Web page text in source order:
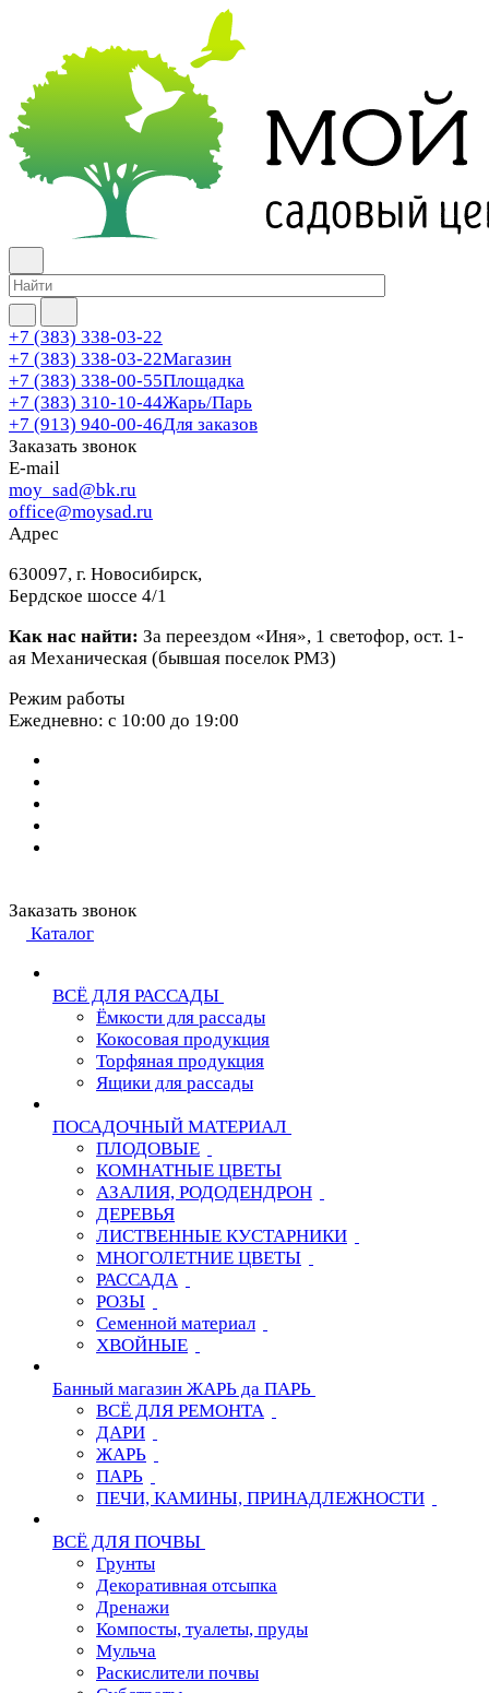
+7 (383) 338-03-22
+7 (383) 338-03-22Магазин
+7 (383) 338-00-55Площадка
+7 (383) 310-10-44Жарь/Парь
+7 (913) 940-00-46Для заказов
Заказать звонок
E-mail
moy_sad@bk.ru
office@moysad.ru
Адрес
630097, г. Новосибирск,
Бердское шоссе 4/1
Как нас найти: За переездом «Иня», 1 светофор, ост. 1-
ая Механическая (бывшая поселок РМЗ)
Режим работы
Ежедневно: с 10:00 до 19:00
Заказать звонок
Каталог
ВСЁ ДЛЯ РАССАДЫ
Ёмкости для рассады
Кокосовая продукция
Торфяная продукция
Ящики для рассады
ПОСАДОЧНЫЙ МАТЕРИАЛ
ПЛОДОВЫЕ
КОМНАТНЫЕ ЦВЕТЫ
АЗАЛИЯ, РОДОДЕНДРОН
ДЕРЕВЬЯ
ЛИСТВЕННЫЕ КУСТАРНИКИ
МНОГОЛЕТНИЕ ЦВЕТЫ
РАССАДА
РОЗЫ
Семенной материал
ХВОЙНЫЕ
Банный магазин ЖАРЬ да ПАРЬ
ВСЁ ДЛЯ РЕМОНТА
ДАРИ
ЖАРЬ
ПАРЬ
ПЕЧИ, КАМИНЫ, ПРИНАДЛЕЖНОСТИ
ВСЁ ДЛЯ ПОЧВЫ
Грунты
Декоративная отсыпка
Дренажи
Компосты, туалеты, пруды
Мульча
Раскислители почвы